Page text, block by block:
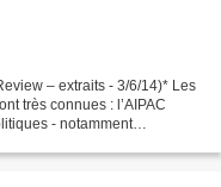
– extraits - 3/6/14)* Les
très connues : l’AIPAC
- notamment